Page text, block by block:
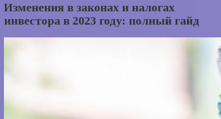
Изменения в законах и налогах
инвестора в 2023 году: полный гайд